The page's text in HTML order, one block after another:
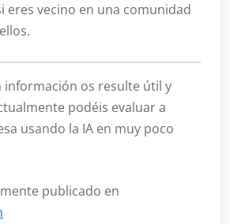
eres vecino en una comunidad
información os resulte útil y
podéis evaluar a
usando la IA en muy poco
publicado en